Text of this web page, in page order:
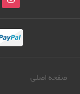
صفحه اصلی